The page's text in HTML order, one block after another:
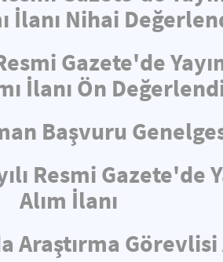
İlanı Nihai
Gazete'de
İlanı Ön
Başvuru
Resmi Gazete'de
Alım İlanı
Görevlisi